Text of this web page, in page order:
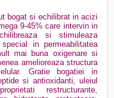
bogat si echilibrat in acizi
9-45% care intervin in
si stimuleaza
in permeabilitatea
mai buna oxigenare si
amelioreaza structura
Gratie bogatiei in
si antioxidanti, uleiul
restructurante,